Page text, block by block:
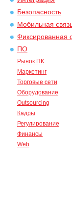
Безопасность
Мобильная
Фиксированная
ПО
Рынок ПК
Маркетинг
Торговые сети
Оборудование
Outsourcing
Кадры
Регулирование
Финансы
Web